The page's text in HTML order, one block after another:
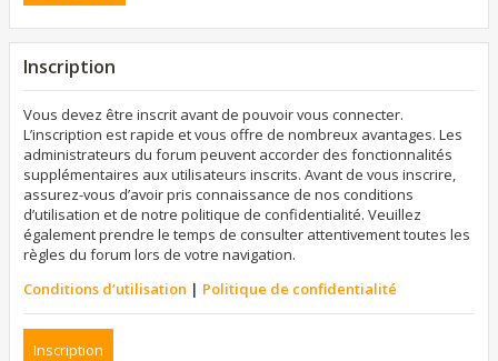
Inscription
Vous devez être inscrit avant de pouvoir vous connecter.
L’inscription est rapide et vous offre de nombreux avantages. Les
administrateurs du forum peuvent accorder des fonctionnalités
supplémentaires aux utilisateurs inscrits. Avant de vous inscrire,
assurez-vous d’avoir pris connaissance de nos conditions
d’utilisation et de notre politique de confidentialité. Veuillez
également prendre le temps de consulter attentivement toutes les
règles du forum lors de votre navigation.
Conditions d’utilisation | Politique de confidentialité
Inscription